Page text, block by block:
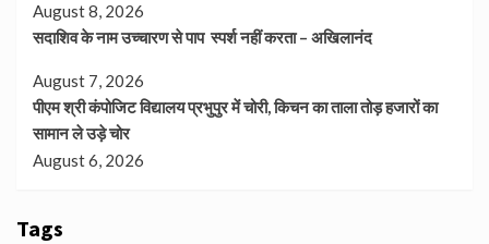
August 8, 2026
सदाशिव के नाम उच्चारण से पाप स्पर्श नहीं करता – अखिलानंद
August 7, 2026
पीएम श्री कंपोजिट विद्यालय प्रभुपुर में चोरी, किचन का ताला तोड़ हजारों का
सामान ले उड़े चोर
August 6, 2026
Tags